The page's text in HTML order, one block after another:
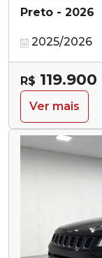
Preto - 2026
2025/2026
R$ 119.900
Ver mais